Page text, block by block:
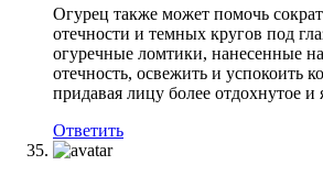
Огурец также может помочь
отечности и темных кругов под
огуречные ломтики, нанесенные на
отечность, освежить и успокоить
придавая лицу более отдохнутое и
Ответить